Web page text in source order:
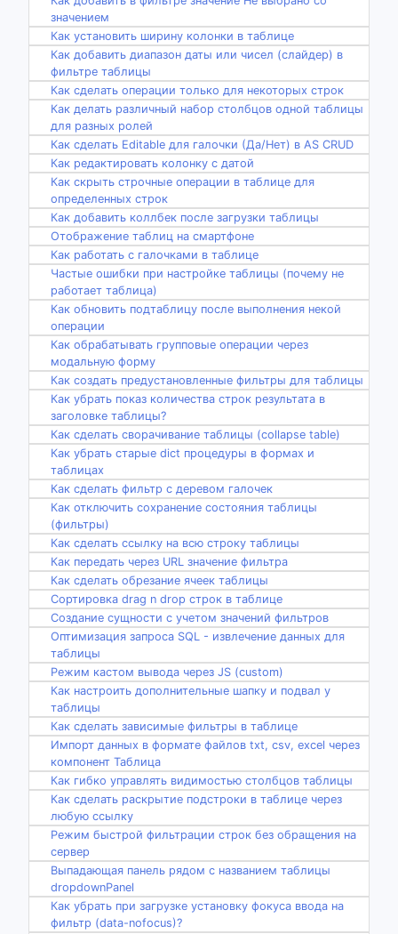
значением
Как установить ширину колонки в таблице
Как добавить диапазон даты или чисел (слайдер) в
фильтре таблицы
Как сделать операции только для некоторых строк
Как делать различный набор столбцов одной таблицы
для разных ролей
Как сделать Editable для галочки (Да/Нет) в AS CRUD
Как редактировать колонку с датой
Как скрыть строчные операции в таблице для
определенных строк
Как добавить коллбек после загрузки таблицы
Отображение таблиц на смартфоне
Как работать с галочками в таблице
Частые ошибки при настройке таблицы (почему не
работает таблица)
Как обновить подтаблицу после выполнения некой
операции
Как обрабатывать групповые операции через
модальную форму
Как создать предустановленные фильтры для таблицы
Как убрать показ количества строк результата в
заголовке таблицы?
Как сделать сворачивание таблицы (collapse table)
Как убрать старые dict процедуры в формах и
таблицах
Как сделать фильтр с деревом галочек
Как отключить сохранение состояния таблицы
(фильтры)
Как сделать ссылку на всю строку таблицы
Как передать через URL значение фильтра
Как сделать обрезание ячеек таблицы
Сортировка drag n drop строк в таблице
Создание сущности с учетом значений фильтров
Оптимизация запроса SQL - извлечение данных для
таблицы
Режим кастом вывода через JS (custom)
Как настроить дополнительные шапку и подвал у
таблицы
Как сделать зависимые фильтры в таблице
Импорт данных в формате файлов txt, csv, excel через
компонент Таблица
Как гибко управлять видимостью столбцов таблицы
Как сделать раскрытие подстроки в таблице через
любую ссылку
Режим быстрой фильтрации строк без обращения на
сервер
Выпадающая панель рядом с названием таблицы
dropdownPanel
Как убрать при загрузке установку фокуса ввода на
фильтр (data-nofocus)?